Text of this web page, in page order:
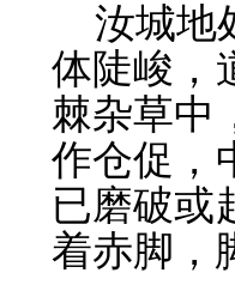
汝城地
体陡峻，
棘杂草中
作仓促，
已磨破或
着赤脚，